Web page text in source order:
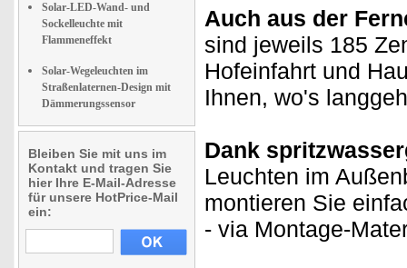
Solar-LED-Wand- und
Sockelleuchte mit
Flammeneffekt
Solar-Wegeleuchten im
Straßenlaternen-Design mit
Dämmerungssensor
Bleiben Sie mit uns im
Kontakt und tragen Sie
hier Ihre E-Mail-Adresse
für unsere HotPrice-Mail
ein:
Auch aus der
sind jeweils 185
Hofeinfahrt und
Ihnen, wo's
Dank
Leuchten im
montieren Sie
- via Montage-